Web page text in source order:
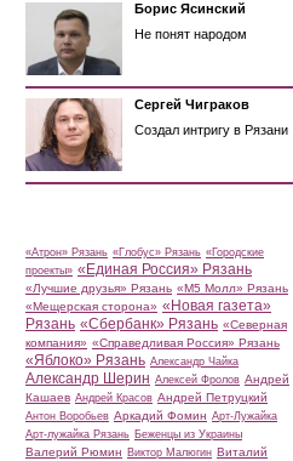
Борис Ясинский
Не понят народом
Сергей Чиграков
Создал интригу в Рязани
«Атрон» Рязань «Глобус» Рязань «Городские
проекты» «Единая Россия» Рязань
«Лучшие друзья» Рязань «М5 Молл» Рязань
«Мещерская сторона» «Новая газета»
Рязань «Сбербанк» Рязань «Северная
компания» «Справедливая Россия» Рязань
«Яблоко» Рязань Александр Чайка
Александр Шерин Алексей Фролов Андрей
Кашаев Андрей Красов Андрей Петруцкий
Антон Воробьев Аркадий Фомин Арт-Лужайка
Арт-лужайка Рязань Беженцы из Украины
Валерий Рюмин Виктор Малюгин Виталий